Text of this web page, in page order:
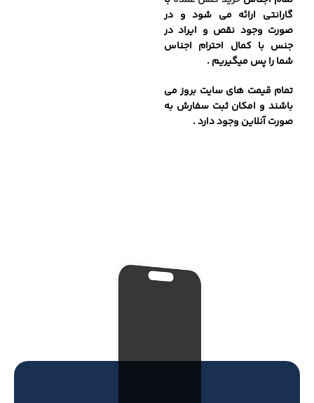
گارانتی ارائه می شود و در
صورت وجود نقص و ایراد در
جنس با کمال احترام اجناس
شما را پس میگیریم .
تمام قیمت های سایت بروز می
باشند و امکان ثبت سفارش به
صورت آنلاین وجود دارد .